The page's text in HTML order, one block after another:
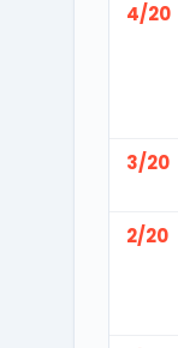
4/20
3/20
2/20